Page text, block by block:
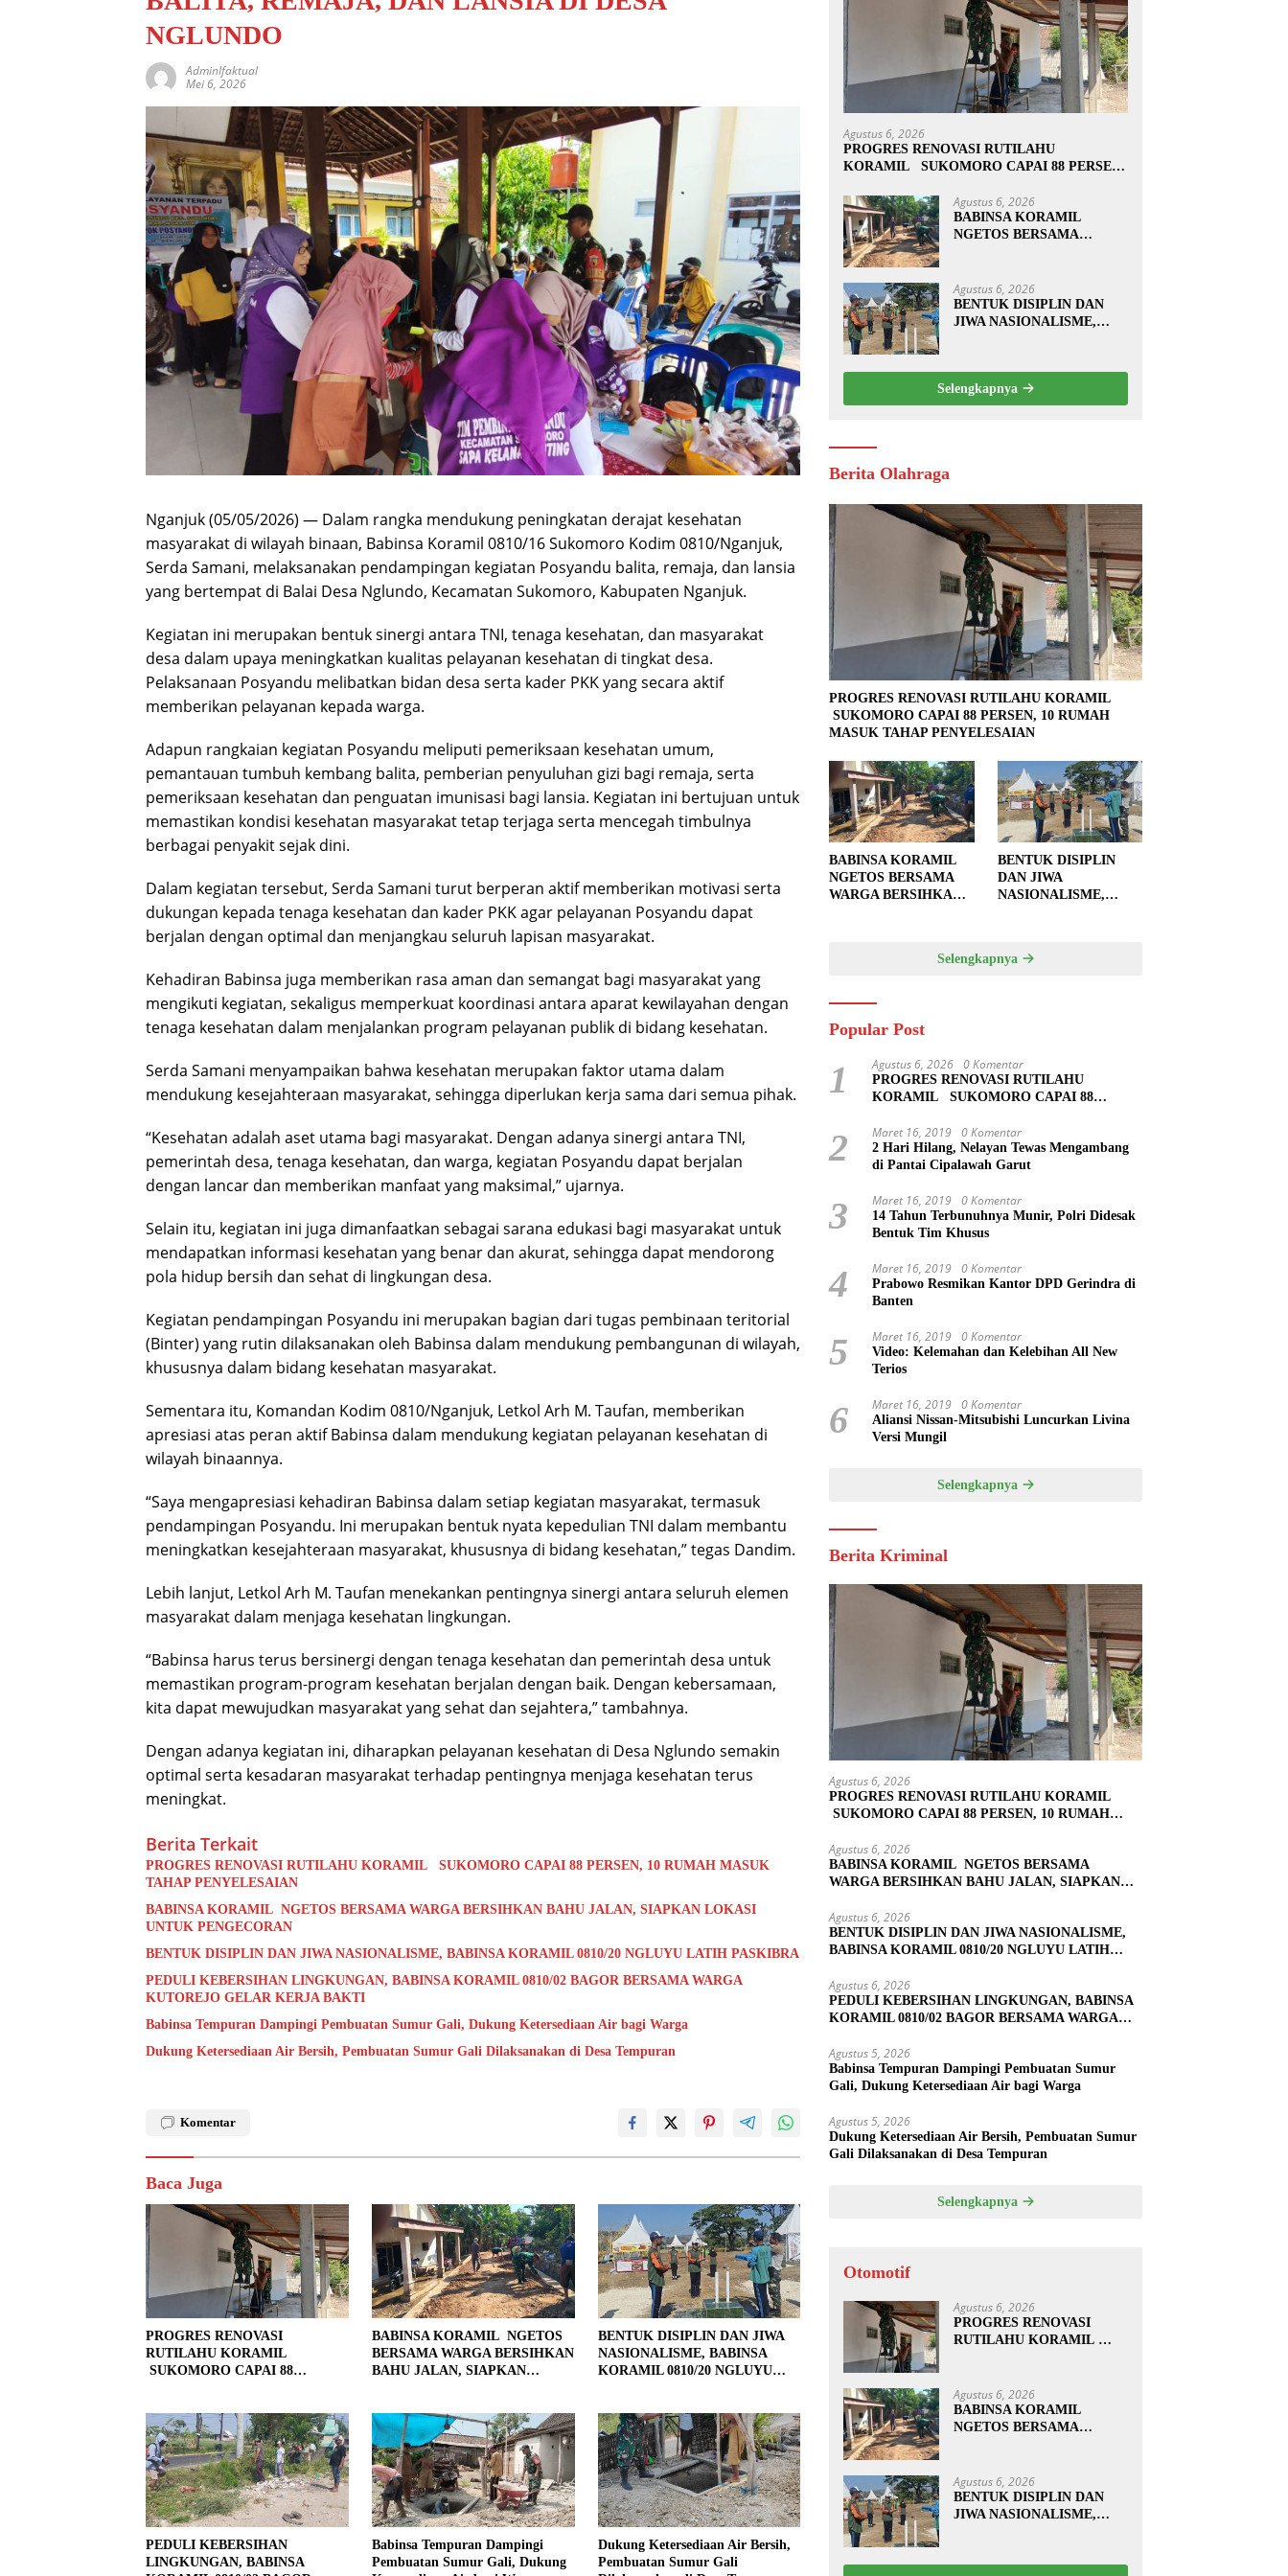
NGLUNDO
AdminIfaktual
Mei 6, 2026
Nganjuk (05/05/2026) — Dalam rangka mendukung peningkatan derajat kesehatan
masyarakat di wilayah binaan, Babinsa Koramil 0810/16 Sukomoro Kodim 0810/Nganjuk,
Serda Samani, melaksanakan pendampingan kegiatan Posyandu balita, remaja, dan lansia
yang bertempat di Balai Desa Nglundo, Kecamatan Sukomoro, Kabupaten Nganjuk.
Kegiatan ini merupakan bentuk sinergi antara TNI, tenaga kesehatan, dan masyarakat
desa dalam upaya meningkatkan kualitas pelayanan kesehatan di tingkat desa.
Pelaksanaan Posyandu melibatkan bidan desa serta kader PKK yang secara aktif
memberikan pelayanan kepada warga.
Adapun rangkaian kegiatan Posyandu meliputi pemeriksaan kesehatan umum,
pemantauan tumbuh kembang balita, pemberian penyuluhan gizi bagi remaja, serta
pemeriksaan kesehatan dan penguatan imunisasi bagi lansia. Kegiatan ini bertujuan untuk
memastikan kondisi kesehatan masyarakat tetap terjaga serta mencegah timbulnya
berbagai penyakit sejak dini.
Dalam kegiatan tersebut, Serda Samani turut berperan aktif memberikan motivasi serta
dukungan kepada tenaga kesehatan dan kader PKK agar pelayanan Posyandu dapat
berjalan dengan optimal dan menjangkau seluruh lapisan masyarakat.
Kehadiran Babinsa juga memberikan rasa aman dan semangat bagi masyarakat yang
mengikuti kegiatan, sekaligus memperkuat koordinasi antara aparat kewilayahan dengan
tenaga kesehatan dalam menjalankan program pelayanan publik di bidang kesehatan.
Serda Samani menyampaikan bahwa kesehatan merupakan faktor utama dalam
mendukung kesejahteraan masyarakat, sehingga diperlukan kerja sama dari semua pihak.
“Kesehatan adalah aset utama bagi masyarakat. Dengan adanya sinergi antara TNI,
pemerintah desa, tenaga kesehatan, dan warga, kegiatan Posyandu dapat berjalan
dengan lancar dan memberikan manfaat yang maksimal,” ujarnya.
Selain itu, kegiatan ini juga dimanfaatkan sebagai sarana edukasi bagi masyarakat untuk
mendapatkan informasi kesehatan yang benar dan akurat, sehingga dapat mendorong
pola hidup bersih dan sehat di lingkungan desa.
Kegiatan pendampingan Posyandu ini merupakan bagian dari tugas pembinaan teritorial
(Binter) yang rutin dilaksanakan oleh Babinsa dalam mendukung pembangunan di wilayah,
khususnya dalam bidang kesehatan masyarakat.
Sementara itu, Komandan Kodim 0810/Nganjuk, Letkol Arh M. Taufan, memberikan
apresiasi atas peran aktif Babinsa dalam mendukung kegiatan pelayanan kesehatan di
wilayah binaannya.
“Saya mengapresiasi kehadiran Babinsa dalam setiap kegiatan masyarakat, termasuk
pendampingan Posyandu. Ini merupakan bentuk nyata kepedulian TNI dalam membantu
meningkatkan kesejahteraan masyarakat, khususnya di bidang kesehatan,” tegas Dandim.
Lebih lanjut, Letkol Arh M. Taufan menekankan pentingnya sinergi antara seluruh elemen
masyarakat dalam menjaga kesehatan lingkungan.
“Babinsa harus terus bersinergi dengan tenaga kesehatan dan pemerintah desa untuk
memastikan program-program kesehatan berjalan dengan baik. Dengan kebersamaan,
kita dapat mewujudkan masyarakat yang sehat dan sejahtera,” tambahnya.
Dengan adanya kegiatan ini, diharapkan pelayanan kesehatan di Desa Nglundo semakin
optimal serta kesadaran masyarakat terhadap pentingnya menjaga kesehatan terus
meningkat.
Berita Terkait
PROGRES RENOVASI RUTILAHU KORAMIL SUKOMORO CAPAI 88 PERSEN, 10 RUMAH MASUK
TAHAP PENYELESAIAN
BABINSA KORAMIL NGETOS BERSAMA WARGA BERSIHKAN BAHU JALAN, SIAPKAN LOKASI
UNTUK PENGECORAN
BENTUK DISIPLIN DAN JIWA NASIONALISME, BABINSA KORAMIL 0810/20 NGLUYU LATIH PASKIBRA
PEDULI KEBERSIHAN LINGKUNGAN, BABINSA KORAMIL 0810/02 BAGOR BERSAMA WARGA
KUTOREJO GELAR KERJA BAKTI
Babinsa Tempuran Dampingi Pembuatan Sumur Gali, Dukung Ketersediaan Air bagi Warga
Dukung Ketersediaan Air Bersih, Pembuatan Sumur Gali Dilaksanakan di Desa Tempuran
Komentar
Baca Juga
PROGRES RENOVASI
RUTILAHU KORAMIL
SUKOMORO CAPAI 88
BABINSA KORAMIL NGETOS
BERSAMA WARGA BERSIHKAN
BAHU JALAN, SIAPKAN
BENTUK DISIPLIN DAN JIWA
NASIONALISME, BABINSA
KORAMIL 0810/20 NGLUYU
PEDULI KEBERSIHAN
LINGKUNGAN, BABINSA
Babinsa Tempuran Dampingi
Pembuatan Sumur Gali, Dukung
Dukung Ketersediaan Air Bersih,
Pembuatan Sumur Gali
Agustus 6, 2026
PROGRES RENOVASI RUTILAHU
KORAMIL SUKOMORO CAPAI 88 PERSEN,
Agustus 6, 2026
BABINSA KORAMIL
NGETOS BERSAMA
LOKASI UNTUK
PENGECORAN
Agustus 6, 2026
BENTUK DISIPLIN DAN
JIWA NASIONALISME,
PASKIBRA
Selengkapnya
Berita Olahraga
PROGRES RENOVASI RUTILAHU KORAMIL
SUKOMORO CAPAI 88 PERSEN, 10 RUMAH
MASUK TAHAP PENYELESAIAN
BABINSA KORAMIL
NGETOS BERSAMA
WARGA BERSIHKAN
BENTUK DISIPLIN
DAN JIWA
NASIONALISME,
Selengkapnya
Popular Post
1 Agustus 6, 2026 0 Komentar
PROGRES RENOVASI RUTILAHU
KORAMIL SUKOMORO CAPAI 88
PENYELESAIAN
2 Maret 16, 2019 0 Komentar
2 Hari Hilang, Nelayan Tewas Mengambang
di Pantai Cipalawah Garut
3 Maret 16, 2019 0 Komentar
14 Tahun Terbunuhnya Munir, Polri Didesak
Bentuk Tim Khusus
4 Maret 16, 2019 0 Komentar
Prabowo Resmikan Kantor DPD Gerindra di
Banten
5 Maret 16, 2019 0 Komentar
Video: Kelemahan dan Kelebihan All New
Terios
6 Maret 16, 2019 0 Komentar
Aliansi Nissan-Mitsubishi Luncurkan Livina
Versi Mungil
Selengkapnya
Berita Kriminal
Agustus 6, 2026
PROGRES RENOVASI RUTILAHU KORAMIL
SUKOMORO CAPAI 88 PERSEN, 10 RUMAH
Agustus 6, 2026
BABINSA KORAMIL NGETOS BERSAMA
WARGA BERSIHKAN BAHU JALAN, SIAPKAN
Agustus 6, 2026
BENTUK DISIPLIN DAN JIWA NASIONALISME,
BABINSA KORAMIL 0810/20 NGLUYU LATIH
Agustus 6, 2026
PEDULI KEBERSIHAN LINGKUNGAN, BABINSA
KORAMIL 0810/02 BAGOR BERSAMA WARGA
Agustus 5, 2026
Babinsa Tempuran Dampingi Pembuatan Sumur
Gali, Dukung Ketersediaan Air bagi Warga
Agustus 5, 2026
Dukung Ketersediaan Air Bersih, Pembuatan Sumur
Gali Dilaksanakan di Desa Tempuran
Selengkapnya
Otomotif
Agustus 6, 2026
PROGRES RENOVASI
RUTILAHU KORAMIL
MASUK TAHAP
PENYELESAIAN
Agustus 6, 2026
BABINSA KORAMIL
NGETOS BERSAMA
LOKASI UNTUK
PENGECORAN
Agustus 6, 2026
BENTUK DISIPLIN DAN
JIWA NASIONALISME,
PASKIBRA